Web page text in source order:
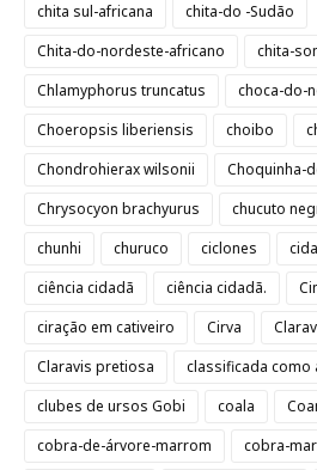
chita sul-africana
chita-do -Sudão
Chita-do-nordeste-africano
chita-
Chlamyphorus truncatus
choca-do-
Choeropsis liberiensis
choibo
Chondrohierax wilsonii
Choquinha-
Chrysocyon brachyurus
chucuto
chunhi
churuco ciclones
ciência cidadã
ciência cidadã.
ciração em cativeiro
Cirva
Claravis pretiosa
classificada como
clubes de ursos Gobi
coala
cobra-de-árvore-marrom
cobra-